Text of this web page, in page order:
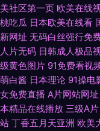
美社区第一页 欧美在线
桃吃瓜 日本欧美在线看
新网址 无码白丝强行免
人片无码 日韩成人极品
级黄色图片 91免费看视
萌白酱 日本理论 91操电
女免费直播 A片网站网址
本精品在线播放 三级A片
站 丁香五月天亚洲 欧美